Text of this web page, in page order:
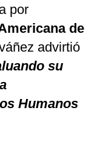
por
de
advirtió
su
Humanos